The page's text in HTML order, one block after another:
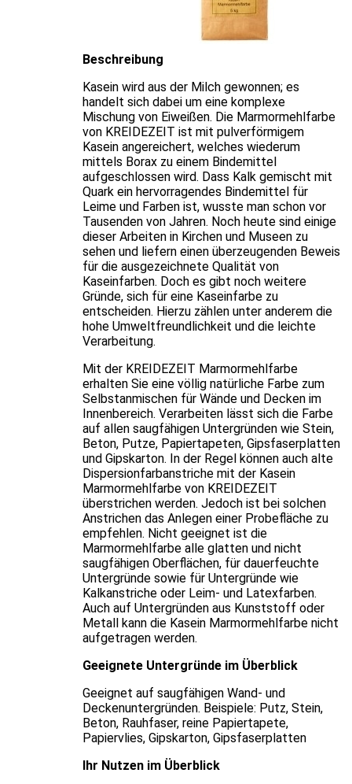
Beschreibung
Kasein wird aus der Milch gewonnen; es
handelt sich dabei um eine komplexe
Mischung von Eiweißen. Die Marmormehlfarbe
von KREIDEZEIT ist mit pulverförmigem
Kasein angereichert, welches wiederum
mittels Borax zu einem Bindemittel
aufgeschlossen wird. Dass Kalk gemischt mit
Quark ein hervorragendes Bindemittel für
Leime und Farben ist, wusste man schon vor
Tausenden von Jahren. Noch heute sind einige
dieser Arbeiten in Kirchen und Museen zu
sehen und liefern einen überzeugenden Beweis
für die ausgezeichnete Qualität von
Kaseinfarben. Doch es gibt noch weitere
Gründe, sich für eine Kaseinfarbe zu
entscheiden. Hierzu zählen unter anderem die
hohe Umweltfreundlichkeit und die leichte
Verarbeitung.
Mit der KREIDEZEIT Marmormehlfarbe
erhalten Sie eine völlig natürliche Farbe zum
Selbstanmischen für Wände und Decken im
Innenbereich. Verarbeiten lässt sich die Farbe
auf allen saugfähigen Untergründen wie Stein,
Beton, Putze, Papiertapeten, Gipsfaserplatten
und Gipskarton. In der Regel können auch alte
Dispersionfarbanstriche mit der Kasein
Marmormehlfarbe von KREIDEZEIT
überstrichen werden. Jedoch ist bei solchen
Anstrichen das Anlegen einer Probefläche zu
empfehlen. Nicht geeignet ist die
Marmormehlfarbe alle glatten und nicht
saugfähigen Oberflächen, für dauerfeuchte
Untergründe sowie für Untergründe wie
Kalkanstriche oder Leim- und Latexfarben.
Auch auf Untergründen aus Kunststoff oder
Metall kann die Kasein Marmormehlfarbe nicht
aufgetragen werden.
Geeignete Untergründe im Überblick
Geeignet auf saugfähigen Wand- und
Deckenuntergründen. Beispiele: Putz, Stein,
Beton, Rauhfaser, reine Papiertapete,
Papiervlies, Gipskarton, Gipsfaserplatten
Ihr Nutzen im Überblick